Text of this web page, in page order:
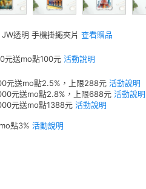
透明 手機掛繩夾片 查看贈品
元送mo點100元 活動說明
元送mo點2.5%，上限288元 活動說明
元送mo點2.8%，上限688元 活動說明
元送mo點1388元 活動說明
點3% 活動說明